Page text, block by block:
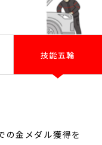
ケジュール
技能五輪
の金メダル獲得を